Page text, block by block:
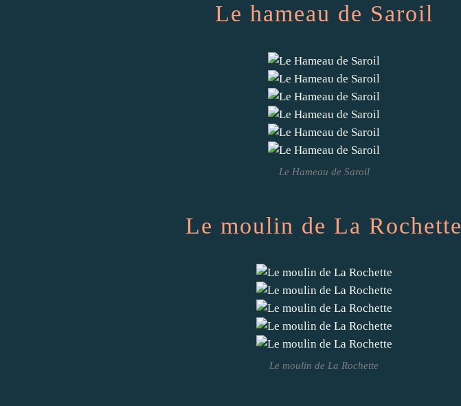
Le hameau de Saroil
Le Hameau de Saroil
Le moulin de La Rochette
Le moulin de La Rochette